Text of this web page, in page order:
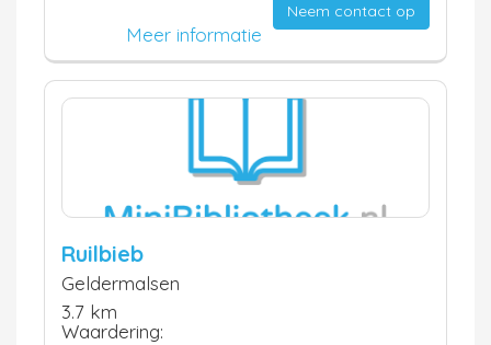
Neem contact op
Meer informatie
Ruilbieb
Geldermalsen
3.7 km
Waardering: